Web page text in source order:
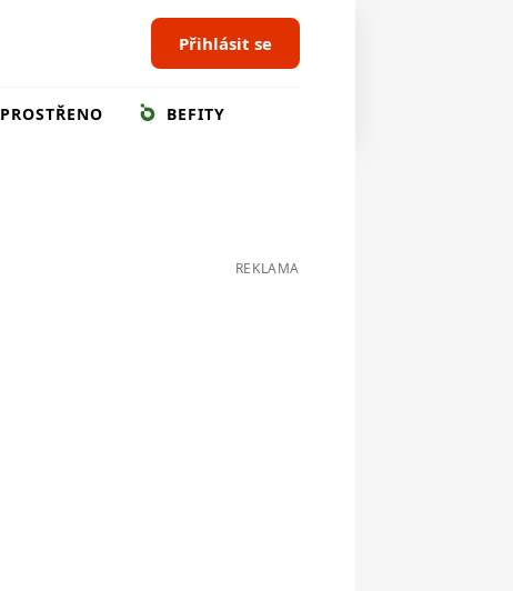
Přihlásit se
PROSTŘENO BEFITY
REKLAMA